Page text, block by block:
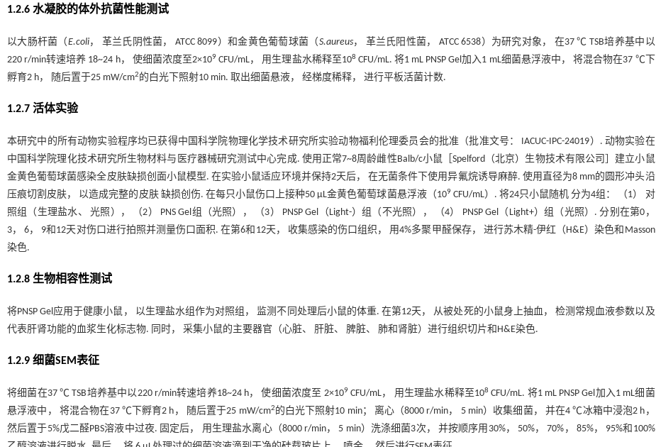
1.2.6 水凝胶的体外抗菌性能测试
以大肠杆菌（E.coli， 革兰氏阴性菌， ATCC 8099）和金黄色葡萄球菌（S.aureus， 革兰氏阳性菌， ATCC 6538）为研究对象， 在37 ℃ TSB培养基中以
220 r/min转速培养 18~24 h， 使细菌浓度至2×109 CFU/mL， 用生理盐水稀释至108 CFU/mL. 将1 mL PNSP Gel加入1 mL细菌悬浮液中， 将混合物在37 ℃下
孵育2 h， 随后置于25 mW/cm2 的白光下照射10 min. 取出细菌悬液， 经梯度稀释， 进行平板活菌计数.
1.2.7 活体实验
本研究中的所有动物实验程序均已获得中国科学院物理化学技术研究所实验动物福利伦理委员会的批准（批准文号： IACUC-IPC-24019）. 动物实验在
中国科学院理化技术研究所生物材料与医疗器械研究测试中心完成. 使用正常7~8周龄雌性Balb/c小鼠［Spelford（北京）生物技术有限公司］建立小鼠
金黄色葡萄球菌感染全皮肤缺损创面小鼠模型. 在实验小鼠适应环境并保持2天后， 在无菌条件下使用异氟烷诱导麻醉. 使用直径为8 mm的圆形冲头沿
压痕切割皮肤， 以造成完整的皮肤 缺损创伤. 在每只小鼠伤口上接种50 μL金黄色葡萄球菌悬浮液（109 CFU/mL）. 将24只小鼠随机 分为4组： （1） 对
照组（生理盐水、 光照）， （2） PNS Gel组（光照）， （3） PNSP Gel（Light-）组（不光照）， （4） PNSP Gel（Light+）组（光照）. 分别在第0，
3， 6， 9和12天对伤口进行拍照并测量伤口面积. 在第6和12天， 收集感染的伤口组织， 用4%多聚甲醛保存， 进行苏木精-伊红（H&E）染色和Masson
染色.
1.2.8 生物相容性测试
将PNSP Gel应用于健康小鼠， 以生理盐水组作为对照组， 监测不同处理后小鼠的体重. 在第12天， 从被处死的小鼠身上抽血， 检测常规血液参数以及
代表肝肾功能的血浆生化标志物. 同时， 采集小鼠的主要器官（心脏、 肝脏、 脾脏、 肺和肾脏）进行组织切片和H&E染色.
1.2.9 细菌SEM表征
将细菌在37 ℃ TSB培养基中以220 r/min转速培养18~24 h， 使细菌浓度至 2×109 CFU/mL， 用生理盐水稀释至108 CFU/mL. 将1 mL PNSP Gel加入1 mL细菌
悬浮液中， 将混合物在37 ℃下孵育2 h， 随后置于25 mW/cm2 的白光下照射10 min； 离心（8000 r/min， 5 min）收集细菌， 并在4 ℃冰箱中浸泡2 h，
然后置于5%戊二醛PBS溶液中过夜. 固定后， 用生理盐水离心（8000 r/min， 5 min）洗涤细菌3次， 并按顺序用30%， 50%， 70%， 85%， 95%和100%